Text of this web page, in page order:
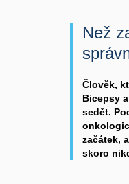
Než
Člověk,
Bicepsy
sedět.
začátek,
skoro